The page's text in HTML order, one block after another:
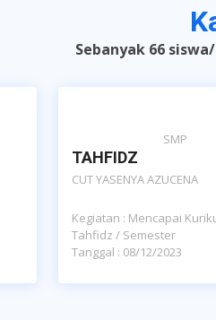
Sebanyak 66
SMP
TAHFIDZ
CUT YASENYA AZUCENA
Kegiatan : Mencapai
Tahfidz / Semester
Tanggal : 08/12/2023